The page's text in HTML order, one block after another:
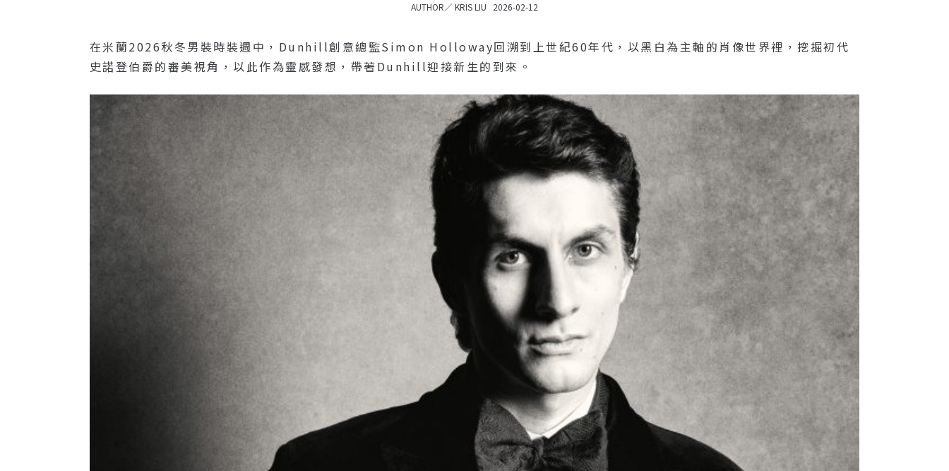
AUTHOR／KRIS LIU 2026-02-12
在米蘭2026秋冬男裝時裝週中，dunhill創意總監Simon Holloway回溯到上世紀60年代，以黑白為主軸的肖像世界裡，挖掘初代
史諾登伯爵的審美視角，以此作為靈感發想，帶著dunhill迎接新生的到來。